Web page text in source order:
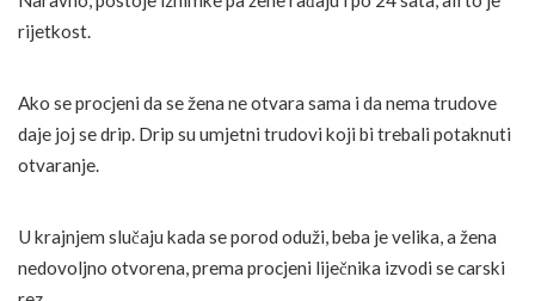
rijetkost.
Ako se procjeni da se žena ne otvara sama i da nema trudove
daje joj se drip. Drip su umjetni trudovi koji bi trebali potaknuti
otvaranje.
U krajnjem slučaju kada se porod oduži, beba je velika, a žena
nedovoljno otvorena, prema procjeni liječnika izvodi se carski